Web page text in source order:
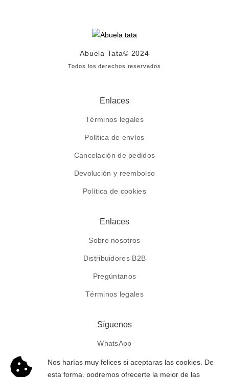
Abuela Tata© 2024
Todos los derechos reservados
Enlaces
Términos legales
Política de envíos
Cancelación de pedidos
Devolución y reembolso
Política de cookies
Enlaces
Sobre nosotros
Distribuidores B2B
Pregúntanos
Términos legales
Síguenos
WhatsApp
Facebook
Nos harías muy felices si aceptaras las cookies. De
esta forma, podremos ofrecerte la mejor de las